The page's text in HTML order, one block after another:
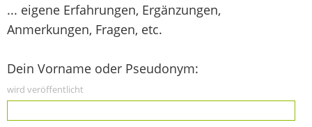
... eigene Erfahrungen, Ergänzungen,
Anmerkungen, Fragen, etc.
Dein Vorname oder Pseudonym:
wird veröffentlicht